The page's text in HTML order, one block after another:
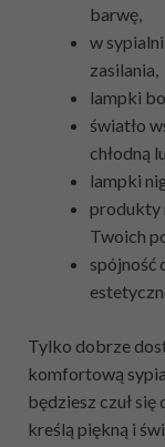
barwę,
w
zasilania,
lampki
światło
chłodną
lampki
produkty
Twoich
spójność
Tylko dobrze
komfortową
będziesz czuł
kreślą piękną i